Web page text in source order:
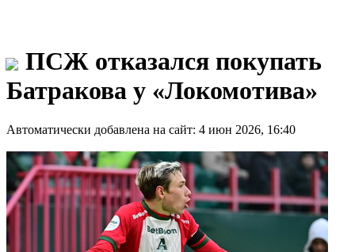
ПСЖ отказался покупать
Батракова у «Локомотива»
Автоматически добавлена на сайт: 4 июн 2026, 16:40